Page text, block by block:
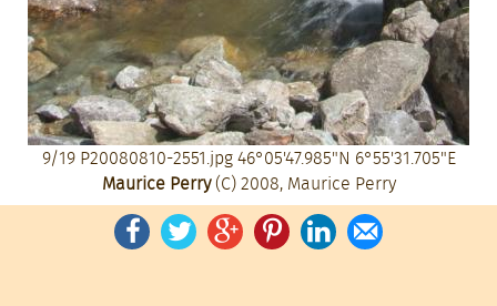
9/19 P20080810-2551.jpg46°05'47.985"N 6°55'31.705"E
Maurice Perry(C) 2008, Maurice Perry